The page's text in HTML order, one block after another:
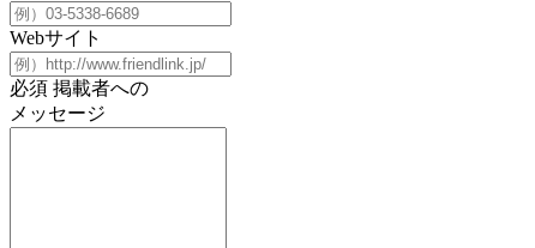
Webサイト
必須 掲載者への
メッセージ